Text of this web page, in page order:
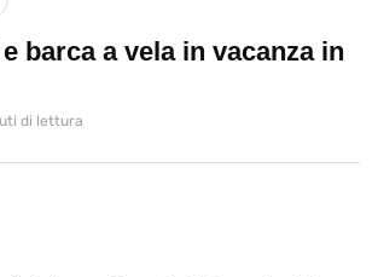
barca a vela in vacanza in
di lettura